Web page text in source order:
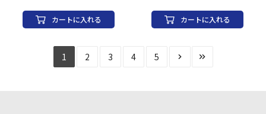
ださい。 ・商品の特性上、商品個々の状
態（キズの程度、OSバージョン等）があ
りますが、状態の確認のお問い合わせはお
品につきましてはご購入後お客様ご都合に
よりますご返品は一切お受けできませんの
で、ご購入の際には必ずご希望の商品かど
承っております。 商品のサポートに関する
お問い合わせは、当店からの納品書をご用
意いただき、 下記サポートにご連絡くださ
＞ TEL：0120-54-2244 営業時間： 9:00-
18:00（平日） 10:00-17:00（土曜日、日
カートに入れる
ー、ACケーブル 〇状態 ：背面にシ
ール跡あり 〇発送 ：注文確認後、2
～3営業日以内に発送 〇その他 ：ネッ
点） 〇保証 ：1_ご注文と異なる商
カートに入れる
1 2 3 4 5